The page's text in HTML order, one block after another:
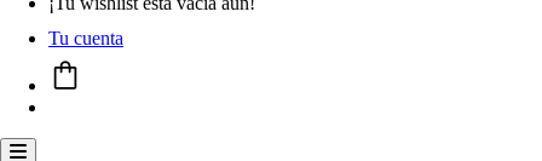
Tu cuenta
Menú conmutador hamburguesa